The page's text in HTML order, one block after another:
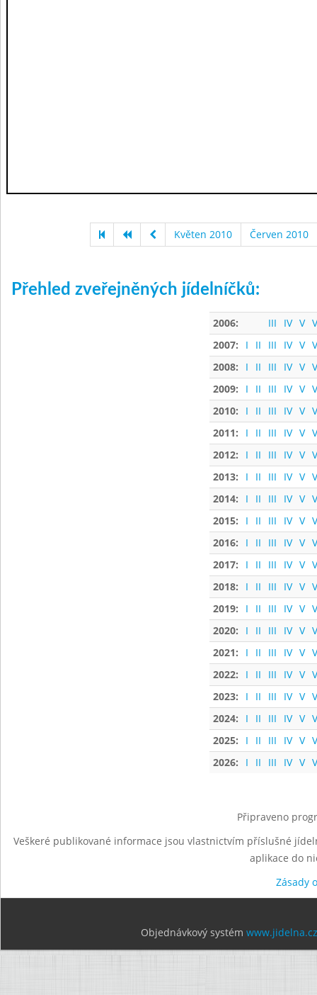
Květen 2010 Červen 2010
Přehled zveřejněných jídelníčků:
2006: III IV V
2007:
I II III IV V
2008:
I II III IV V
2009:
I II III IV V
2010:
I II III IV V
2011:
I II III IV V
2012:
I II III IV V
2013:
I II III IV V
2014:
I II III IV V
2015:
I II III IV V
2016:
I II III IV V
2017:
I II III IV V
2018:
I II III IV V
2019:
I II III IV V
2020:
I II III IV V
2021:
I II III IV V
2022:
I II III IV V
2023:
I II III IV V
2024:
I II III IV V
2025:
I II III IV V
2026:
I II III IV V
Připraveno
Veškeré publikované informace jsou vlastnictvím příslušné
aplikace do
Zásady
Objednávkový systém www.jidelna.cz